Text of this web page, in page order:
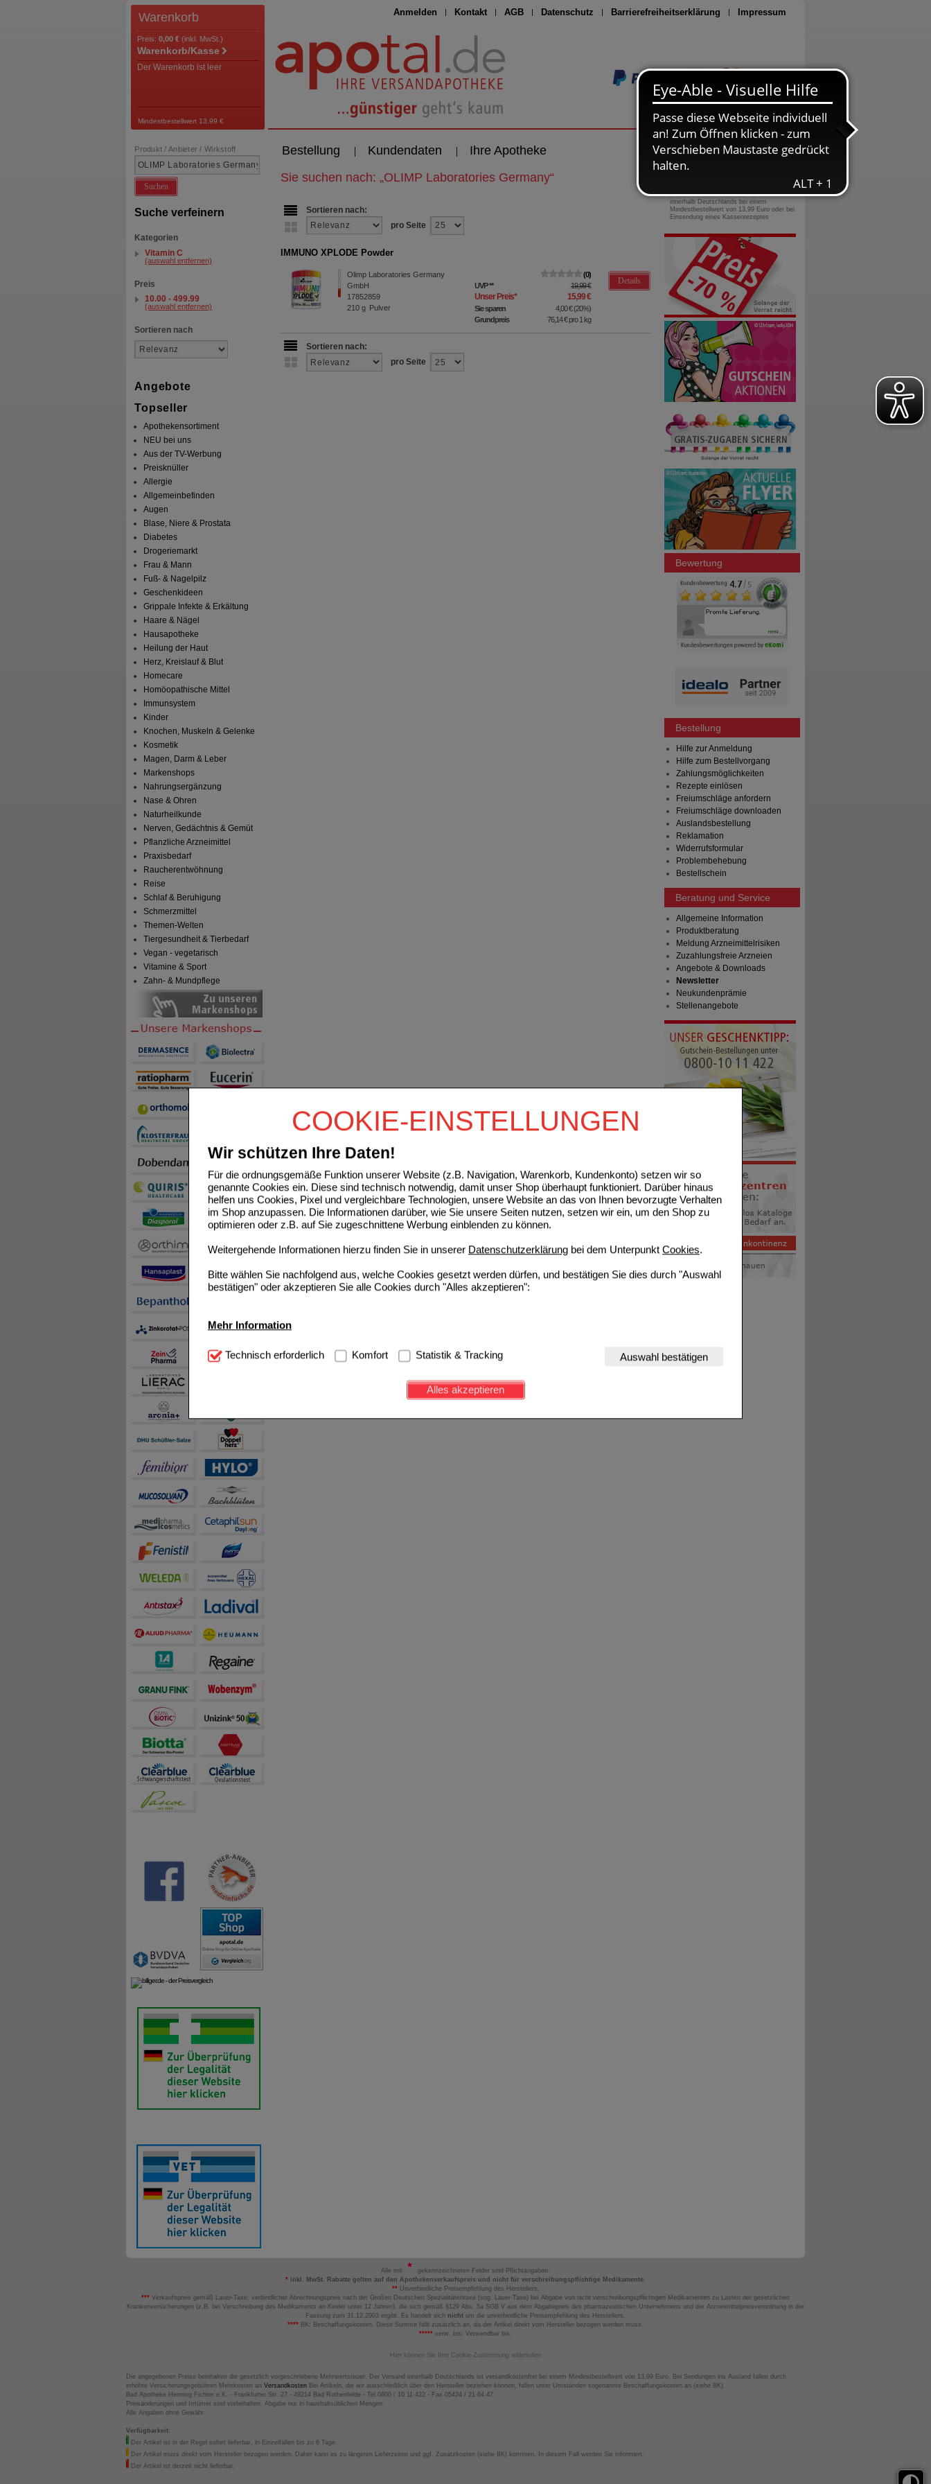
COOKIE-EINSTELLUNGEN
Wir schützen Ihre Daten!
Für die ordnungsgemäße Funktion unserer Website (z.B. Navigation, Warenkorb, Kundenkonto) setzen wir so
genannte Cookies ein. Diese sind technisch notwendig, damit unser Shop überhaupt funktioniert. Darüber hinaus
helfen uns Cookies, Pixel und vergleichbare Technologien, unsere Website an das von Ihnen bevorzugte Verhalten
im Shop anzupassen. Die Informationen darüber, wie Sie unsere Seiten nutzen, setzen wir ein, um den Shop zu
optimieren oder z.B. auf Sie zugeschnittene Werbung einblenden zu können.
Weitergehende Informationen hierzu finden Sie in unserer Datenschutzerklärung bei dem Unterpunkt Cookies.
Bitte wählen Sie nachfolgend aus, welche Cookies gesetzt werden dürfen, und bestätigen Sie dies durch "Auswahl
bestätigen" oder akzeptieren Sie alle Cookies durch "Alles akzeptieren":
Mehr Information
Technisch Notwendig: Hierbei handelt es sich um Cookies, die für die Grundfunktionen unserer Website
notwendig sind (z.B. Navigation, Warenkorb, Kundenkonto), weshalb auf diese nicht verzichtet werden kann.
Diese Cookies werden genutzt um das Einkaufserlebnis noch ansprechender zu gestalten,
beispielsweise für die Wiedererkennung des Besuchers oder unsere Seite an bevorzugte Verhaltensweisen (z.B.
Inhalte anzuzeigen und unser Partnerprogramm zu betreiben.
Statistik & Tracking:
sammeln, mit deren Hilfe wir unsere Website weiter für Sie optimieren können, den Inhalt auf unserer Website aber
auch die Werbung auf Drittseiten möglichst relevant für Sie zu gestalten. Bitte beachten Sie, dass Daten hierfür
teilweise an Dritte wie z.B. Google oder soziale Medien übertragen werden.
Technisch erforderlich Komfort Statistik & Tracking Auswahl bestätigen
Alles akzeptieren
Anmelden Kontakt AGB Datenschutz Barrierefreiheitserklärung Impressum
Seite drucken
Warenkorb
Preis: 0,00 € (inkl. MwSt.)
Warenkorb/Kasse
Der Warenkorb ist leer
Mindestbestellwert 13,99 €
Bestellung Kundendaten Ihre Apotheke
Produkt / Anbieter / Wirkstoff
Suchen
Suche verfeinern
Kategorien
Vitamin C
(auswahl entfernen)
Preis
10.00 - 499.99
(auswahl entfernen)
Sortieren nach
Angebote
Topseller
Apothekensortiment
NEU bei uns
Aus der TV-Werbung
Preisknüller
Allergie
Allgemeinbefinden
Augen
Blase, Niere & Prostata
Diabetes
Drogeriemarkt
Frau & Mann
Fuß- & Nagelpilz
Geschenkideen
Grippale Infekte & Erkältung
Haare & Nägel
Hausapotheke
Heilung der Haut
Herz, Kreislauf & Blut
Homecare
Homöopathische Mittel
Immunsystem
Kinder
Knochen, Muskeln & Gelenke
Kosmetik
Magen, Darm & Leber
Markenshops
Nahrungsergänzung
Nase & Ohren
Naturheilkunde
Nerven, Gedächtnis & Gemüt
Pflanzliche Arzneimittel
Praxisbedarf
Raucherentwöhnung
Reise
Schlaf & Beruhigung
Schmerzmittel
Themen-Welten
Tiergesundheit & Tierbedarf
Vegan - vegetarisch
Vitamine & Sport
Zahn- & Mundpflege
Sie suchen nach: „OLIMP Laboratories Germany“
Sortieren nach:
pro Seite
IMMUNO XPLODE Powder
Olimp Laboratories Germany
GmbH
17852859
210g Pulver
0
UVP** 19,99 €
Unser Preis* 15,99 €
Sie sparen 4,00 €(20%)
Grundpreis
76,14 €pro 1 kg
Details
Sortieren nach:
pro Seite
0800-10 11 422
gebührenfreie Rufnummer
innerhalb Deutschlands bei einem
Mindestbestellwert von 13,99 Euro oder bei
Einsendung eines Kassenrezeptes
Bewertung
Bestellung
Hilfe zur Anmeldung
Hilfe zum Bestellvorgang
Zahlungsmöglichkeiten
Rezepte einlösen
Freiumschläge anfordern
Freiumschläge downloaden
Auslandsbestellung
Reklamation
Widerrufsformular
Problembehebung
Bestellschein
Beratung und Service
Allgemeine Information
Produktberatung
Meldung Arzneimittelrisiken
Zuzahlungsfreie Arzneien
Angebote & Downloads
Newsletter
Neukundenprämie
Stellenangebote
Alle mit
gekennzeichneten Felder sind Pflichtangaben.
* inkl. MwSt. Rabatte gelten auf den Apothekenverkaufspreis und nicht für verschreibungspflichtige Medikamente.
**Unverbindliche Preisempfehlung des Herstellers.
*** Verkaufspreis gemäß Lauer-Taxe; verbindlicher Abrechnungspreis nach der Großen Deutschen Spezialitätentaxe (sog. Lauer-Taxe) bei Abgabe von nicht verschreibungspflichtigen Medikamenten zu Lasten der gesetzlichen
Krankenversicherungen (z.B. bei Verschreibung des Medikaments an Kinder unter 12 Jahren), die sich gemäß §129 Abs. 5a SGB V aus dem Abgabepreis des pharmazeutischen Unternehmens und der Arzneimittelpreisverordnung in der
Fassung zum 31.12.2003 ergibt. Es handelt sich nicht um die unverbindliche Preisempfehlung des Herstellers.
**** BK: Beschaffungskosten. Diese Summe fällt zusätzlich an, da der Artikel direkt vom Hersteller bezogen werden muss.
***** verw. bis: Verwendbar bis.
Hier können Sie Ihre Cookie-Zustimmung widerrufen
Die angegebenen Preise beinhalten die gesetzlich vorgeschriebene Mehrwertsteuer. Der Versand innerhalb Deutschlands ist versandkostenfrei bei einem Mindestbestellwert von 13,99 Euro. Bei Sendungen ins Ausland fallen durch
erhöhte Versicherungsgebühren Mehrkosten an Versandkosten Bei Artikeln, die wir ausschließlich über den Hersteller beziehen können, fallen unter Umständen sogenannte Beschaffungskosten an (siehe BK).
Bad Apotheke Henning Fichter e.K. - Frankfurter Str. 27 - 49214 Bad Rothenfelde - Tel 0800 / 10 11 422 - Fax 05424 / 21 64 47
Preisänderungen und Irrtümer sind vorbehalten. Abgabe nur in haushaltsüblichen Mengen.
Alle Angaben ohne Gewähr.
Verfügbarkeit:
Der Artikel ist in der Regel sofort lieferbar, in Einzelfällen bis zu 6 Tage.
Der Artikel muss direkt vom Hersteller bezogen werden. Daher kann es zu längeren Lieferzeiten und ggf. Zusatzkosten (siehe BK) kommen. In diesem Fall werden Sie informiert.
Der Artikel ist derzeit nicht lieferbar.